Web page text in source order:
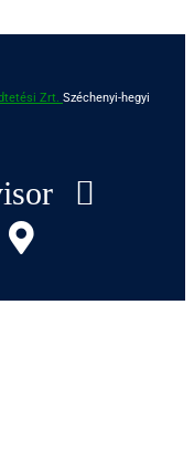
Zrt. Széchenyi-hegyi